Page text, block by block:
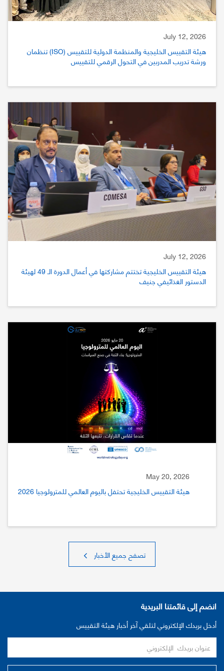
July 12, 2026
هيئة التقييس الخليجية والمنظمة الدولية للتقييس (ISO) تنظمان
ورشة تدريب المدربين في التحول الرقمي للتقييس
July 12, 2026
هيئة التقييس الخليجية تختتم مشاركتها في أعمال الدورة الـ 49 لهيئة
الدستور الغذائيفي جنيف
May 20, 2026
هيئة التقييس الخليجية تحتفل باليوم العالمي للمترولوجيا 2026
تصفح جميع الأخبار
انضم إلى قائمتنا البريدية
أدخل بريدك الإلكتروني لتلقي آخر أخبار هيئة التقييس